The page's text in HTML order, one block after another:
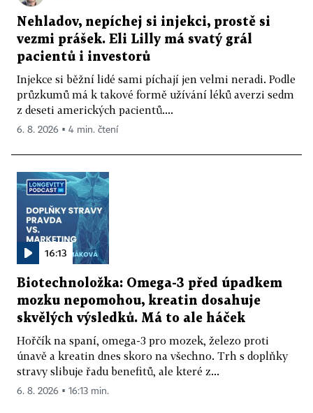
Nehladov, nepíchej si injekci, prostě si
vezmi prášek. Eli Lilly má svatý grál
pacientů i investorů
Injekce si běžní lidé sami píchají jen velmi neradi. Podle
průzkumů má k takové formě užívání léků averzi sedm
z deseti amerických pacientů....
6. 8. 2026 ▪ 4 min. čtení
16:13
Biotechnoložka: Omega-3 před úpadkem
mozku nepomohou, kreatin dosahuje
skvělých výsledků. Má to ale háček
Hořčík na spaní, omega-3 pro mozek, železo proti
únavě a kreatin dnes skoro na všechno. Trh s doplňky
stravy slibuje řadu benefitů, ale které z...
6. 8. 2026 ▪ 16:13 min.